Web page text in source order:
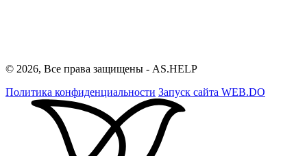
© 2026, Все права защищены - AS.HELP
Политика конфиденциальности Запуск сайта WEB.DO